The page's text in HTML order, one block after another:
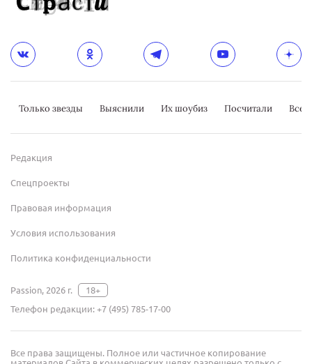
Только звезды Выяснили Их шоубиз Посчитали
Редакция
Спецпроекты
Правовая информация
Условия использования
Политика конфиденциальности
Passion, 2026 г.
18+
Телефон редакции:+7 (495) 785-17-00
Все права защищены. Полное или частичное копирование